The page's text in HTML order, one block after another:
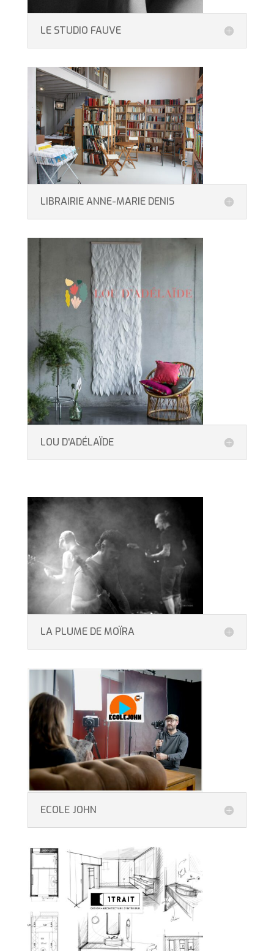
LE STUDIO FAUVE
LIBRAIRIE ANNE-MARIE DENIS
LOU D'ADÉLAÏDE
LA PLUME DE MOÏRA
ECOLE JOHN